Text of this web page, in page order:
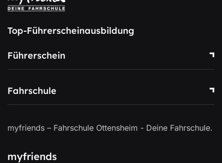
Top-Führerscheinausbildung
Führerschein
Fahrschule
myfriends – Fahrschule Ottensheim - Deine Fahrschule.
myfriends